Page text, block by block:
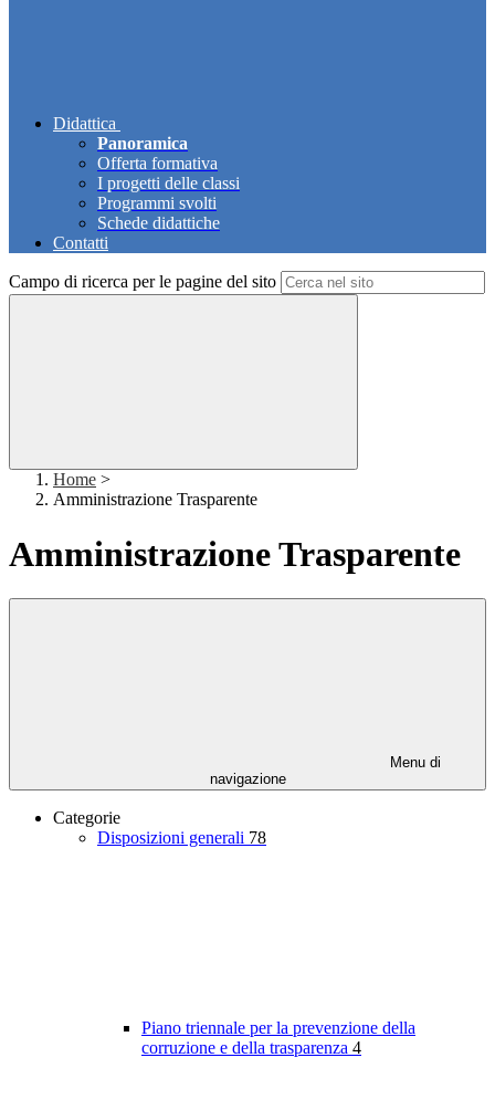
Didattica
Panoramica
Offerta formativa
I progetti delle classi
Programmi svolti
Schede didattiche
Contatti
Campo di ricerca per le pagine del sito
Home >
Amministrazione Trasparente
Amministrazione Trasparente
Menu di
navigazione
Categorie
Disposizioni generali 78
Piano triennale per la prevenzione della
corruzione e della trasparenza 4